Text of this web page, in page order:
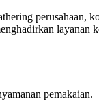
perusahaan,
layanan
pemakaian.